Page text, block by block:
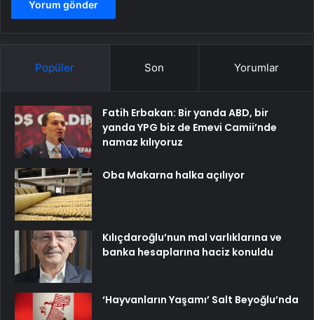
Popüler Son Yorumlar
Fatih Erbakan: Bir yanda ABD, bir
yanda YPG biz de Emevi Camii’nde
namaz kılıyoruz
Oba Makarna halka açılıyor
Kılıçdaroğlu’nun mal varlıklarına ve
banka hesaplarına haciz konuldu
‘Hayvanların Yaşamı’ Salt Beyoğlu’nda